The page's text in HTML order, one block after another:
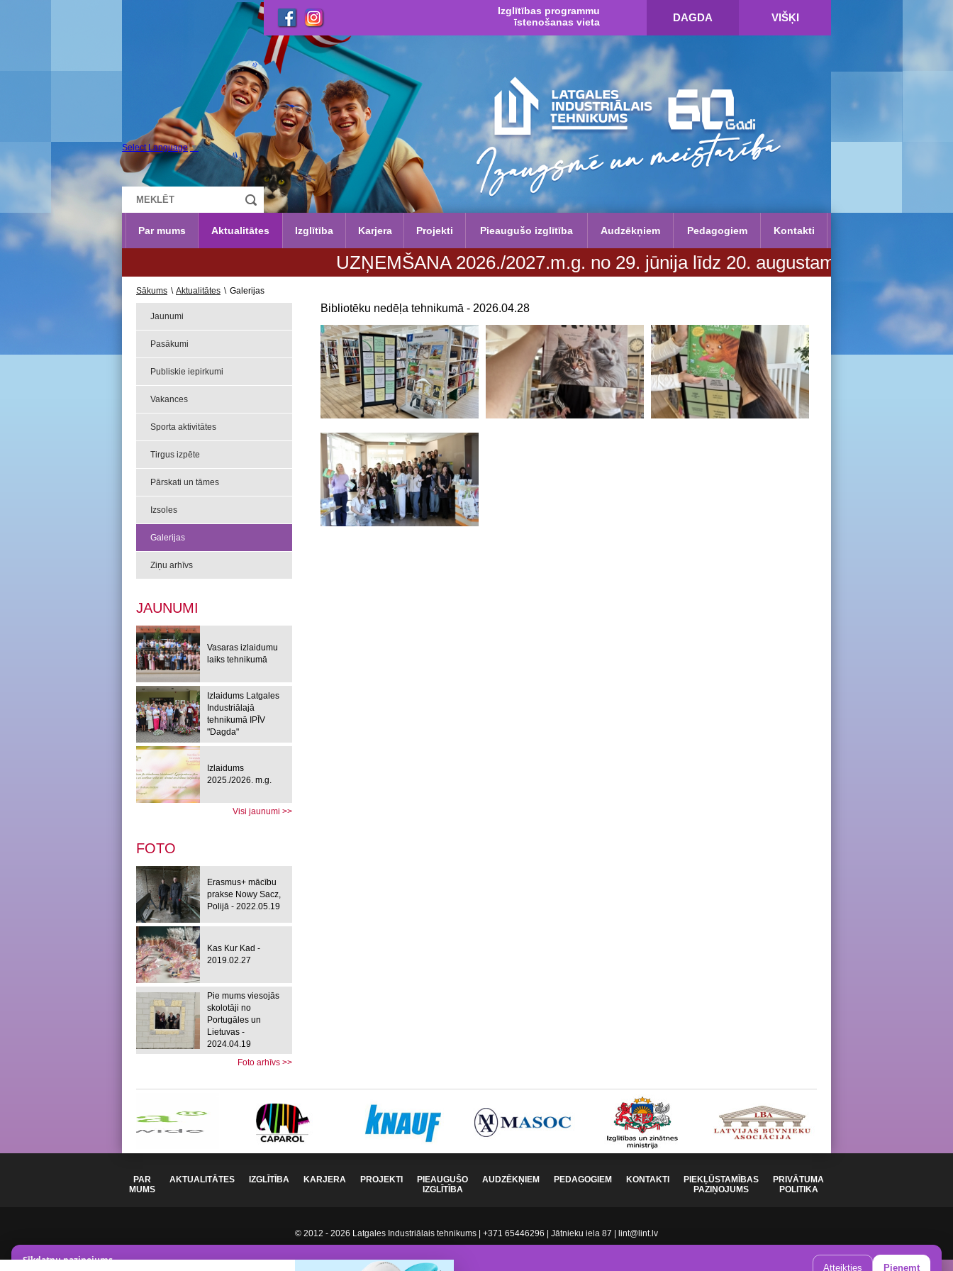
Select Language ▼
Izglītības programmu
īstenošanas vieta
DAGDA VIŠĶI
Par mums Aktualitātes Izglītība Karjera Projekti Pieaugušo izglītība Audzēkņiem Pedagogiem Kontakti
UZŅEMŠANA 2026./2027.m.g. no 29. jūnija līdz 20. augustam. Vairāk informācijas
Sākums \ Aktualitātes \ Galerijas
Jaunumi
Pasākumi
Publiskie iepirkumi
Vakances
Sporta aktivitātes
Tirgus izpēte
Pārskati un tāmes
Izsoles
Galerijas
Ziņu arhīvs
JAUNUMI
Vasaras izlaidumu
laiks tehnikumā
Izlaidums Latgales
Industriālajā
tehnikumā IPĪV
"Dagda"
Izlaidums
2025./2026. m.g.
Visi jaunumi >>
FOTO
Erasmus+ mācību
prakse Nowy Sacz,
Polijā - 2022.05.19
Kas Kur Kad -
2019.02.27
Pie mums viesojās
skolotāji no
Portugāles un
Lietuvas -
2024.04.19
Foto arhīvs >>
Bibliotēku nedēļa tehnikumā - 2026.04.28
PAR
MUMS
AKTUALITĀTES IZGLĪTĪBA KARJERA PROJEKTI
PIEAUGUŠO
IZGLĪTĪBA
AUDZĒKŅIEM PEDAGOGIEM KONTAKTI
PIEKĻŪSTAMĪBAS
PAZIŅOJUMS
PRIVĀTUMA
POLITIKA
© 2012 - 2026 Latgales Industriālais tehnikums | +371 65446296 | Jātnieku iela 87 | lint@lint.lv
Sīkdatņu paziņojums
Atteikties Pieņemt